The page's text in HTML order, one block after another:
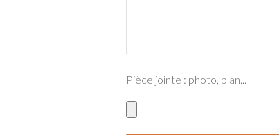
Pièce jointe : photo, plan...